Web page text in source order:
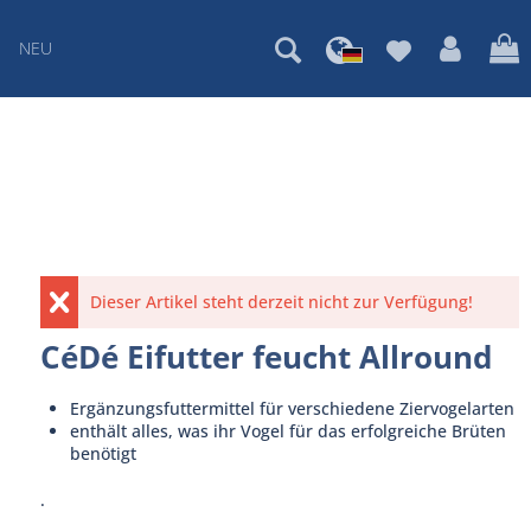
NEU
Dieser Artikel steht derzeit nicht zur Verfügung!
CéDé Eifutter feucht Allround
Ergänzungsfuttermittel für verschiedene Ziervogelarten
enthält alles, was ihr Vogel für das erfolgreiche Brüten
benötigt
.